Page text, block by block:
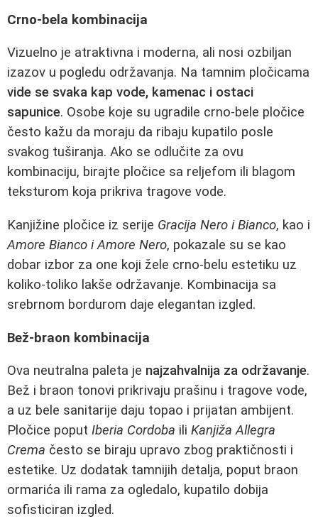
Crno-bela kombinacija
Vizuelno je atraktivna i moderna, ali nosi ozbiljan
izazov u pogledu održavanja. Na tamnim pločicama
vide se svaka kap vode, kamenac i ostaci
sapunice. Osobe koje su ugradile crno-bele pločice
često kažu da moraju da ribaju kupatilo posle
svakog tuširanja. Ako se odlučite za ovu
kombinaciju, birajte pločice sa reljefom ili blagom
teksturom koja prikriva tragove vode.
Kanjižine pločice iz serije Gracija Nero i Bianco, kao i
Amore Bianco i Amore Nero, pokazale su se kao
dobar izbor za one koji žele crno-belu estetiku uz
koliko-toliko lakše održavanje. Kombinacija sa
srebrnom bordurom daje elegantan izgled.
Bež-braon kombinacija
Ova neutralna paleta je najzahvalnija za održavanje.
Bež i braon tonovi prikrivaju prašinu i tragove vode,
a uz bele sanitarije daju topao i prijatan ambijent.
Pločice poput Iberia Cordoba ili Kanjiža Allegra
Crema često se biraju upravo zbog praktičnosti i
estetike. Uz dodatak tamnijih detalja, poput braon
ormarića ili rama za ogledalo, kupatilo dobija
sofisticiran izgled.